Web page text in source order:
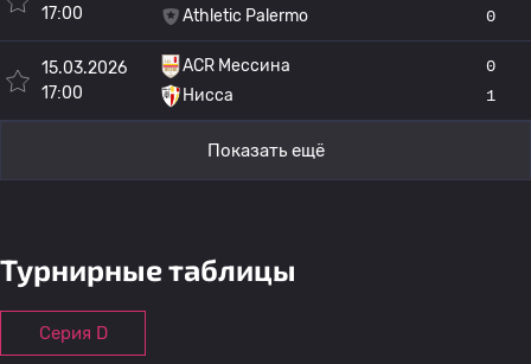
17:00
Athletic Palermo
0
15.03.2026
17:00
ACR Мессина
Нисса
0
1
Показать ещё
Турнирные таблицы
Серия D